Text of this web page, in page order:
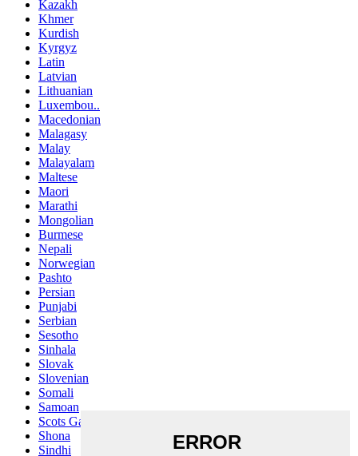
Kazakh
Khmer
Kurdish
Kyrgyz
Latin
Latvian
Lithuanian
Luxembou..
Macedonian
Malagasy
Malay
Malayalam
Maltese
Maori
Marathi
Mongolian
Burmese
Nepali
Norwegian
Pashto
Persian
Punjabi
Serbian
Sesotho
Sinhala
Slovak
Slovenian
Somali
Samoan
Scots Gaelic
Shona
Sindhi